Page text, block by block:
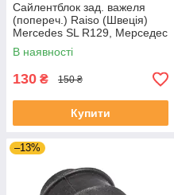
Сайлентблок зад. важеля
(попереч.) Raiso (Швеція)
Mercedes SL R129, Мерседес
СЛ Р129 #RL-124465M
UARBHDS4
В наявності
130 ₴ 150 ₴
Купити
–13%